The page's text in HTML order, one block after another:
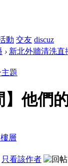
動 交友 discuz
› 新北外牆清洗直
】他們
只看該作者